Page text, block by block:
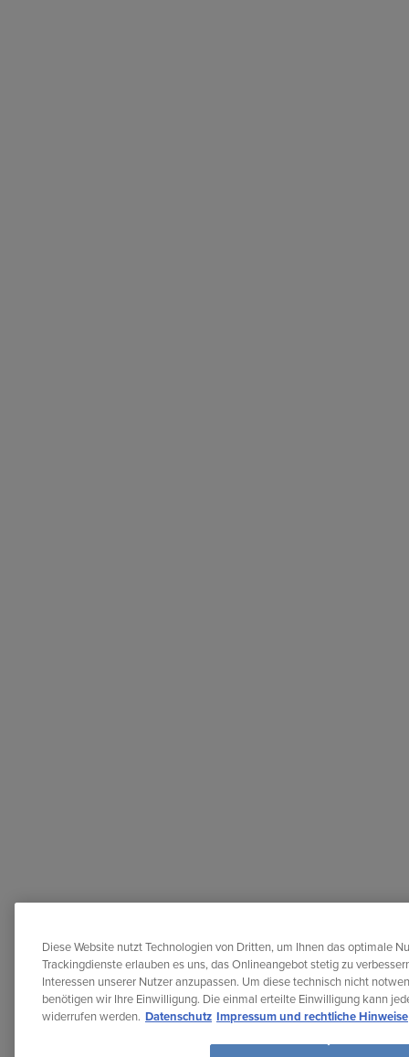
Diese Website nutzt Technologien von Dritten, um Ihnen das optimale
Trackingdienste erlauben es uns, das Onlineangebot stetig zu
Interessen unserer Nutzer anzupassen. Um diese technisch nicht
benötigen wir Ihre Einwilligung. Die einmal erteilte Einwilligung kann
widerrufen werden. Datenschutz Impressum und rechtliche Hinweise